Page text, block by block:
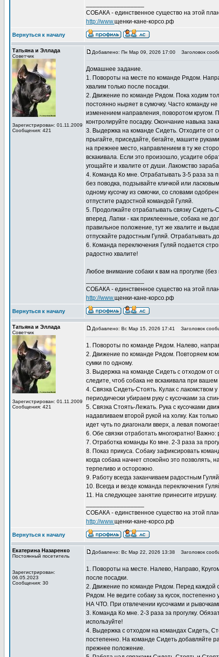
СОБАКА - единственное существо на этой
http://www.щенки-кане-корсо.рф
Вернуться к началу
Татьяна и Эллада
Советчик
Зарегистрирован: 01.11.2009
Сообщения: 421
Добавлено: Пн Мар 09, 2026 17:00 Заголовок
Домашнее задание.
1. Повороты на месте по команде Рядом.
хвалим только после посадки.
2. Движение по команде Рядом. Пока ходим
постоянно ныряет в сумочку. Часто команду
изменением направления, поворотом кругом.
контролируйте посадку. Окончание навыка
3. Выдержка на команде Сидеть. Отходите от
прыгайте, приседайте, бегайте, машите
на прежнее место, направлением в ту же
вскакивала. Если это произошло, усадите
угощайте и хвалите от души. Лакомство
4. Команда Ко мне. Отрабатывать 3-5 раза за
без поводка, подзывайте кличкой или
одному кусочку из скмочки, со словами
отпустите радостной командой Гуляй.
5. Продолжайте отрабатывать связку Сидеть-
вперед. Лапки - как приклеенные, собака не
правильное положение, тут же хвалите и
отпускайте радостным Гуляй. Отрабатывать
6. Команда переключения Гуляй подается
радостно хвалите!
Любое внимание собаки к вам на прогулке
СОБАКА - единственное существо на этой
http://www.щенки-кане-корсо.рф
Вернуться к началу
Татьяна и Эллада
Советчик
Зарегистрирован: 01.11.2009
Сообщения: 421
Добавлено: Вс Мар 15, 2026 17:41 Заголовок
1. Повороты по команде Рядом. Налево,
2. Движение по команде Рядом. Повторяем
сумки по одному.
3. Выдержка на команде Сидеть с отходом от
следите, чтоб собака не вскакивала при
4. Связка Сидеть-Стоять. Кулак с
периодически убираем руку с кусочками за
5. Связка Стоять-Лежать. Рука с кусочками
надавливаем второй рукой на холку. Как
идет чуть по диагонали вверх, а левая
6. Обе связки отработать многократно! Важно:
7. Отработка команды Ко мне. 2-3 раза за
8. Показ прикуса. Собаку зафиксировать
когда собака начнет спокойно это
терпеливо и осторожно.
9. Работу всегда заканчиваем радостным
10. Всегда и везде команда переключения
11. На следующее занятие принесите
СОБАКА - единственное существо на этой
http://www.щенки-кане-корсо.рф
Вернуться к началу
Екатерина Назаренко
Постоянный посетитель
Зарегистрирован:
06.05.2023
Сообщения: 30
Добавлено: Вс Мар 22, 2026 13:38 Заголовок
1. Повороты на месте. Налево, Направо,
после посадки.
2. Движение по команде Рядом. Перед каждой
Рядом. Не ведите собаку за кусок,
НА ЧТО. При отвлечении кусочками и
3. Команда Ко мне. 2-3 раза за прогулку.
используйте!
4. Выдержка с отходом на командах Сидеть,
постепенно. На команде Сидеть добавляйте
прежнее положение.